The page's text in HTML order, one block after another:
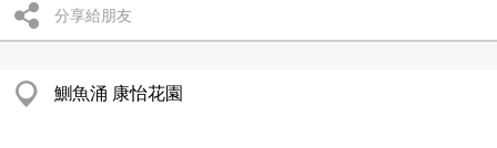
分享給朋友
鰂魚涌 康怡花園